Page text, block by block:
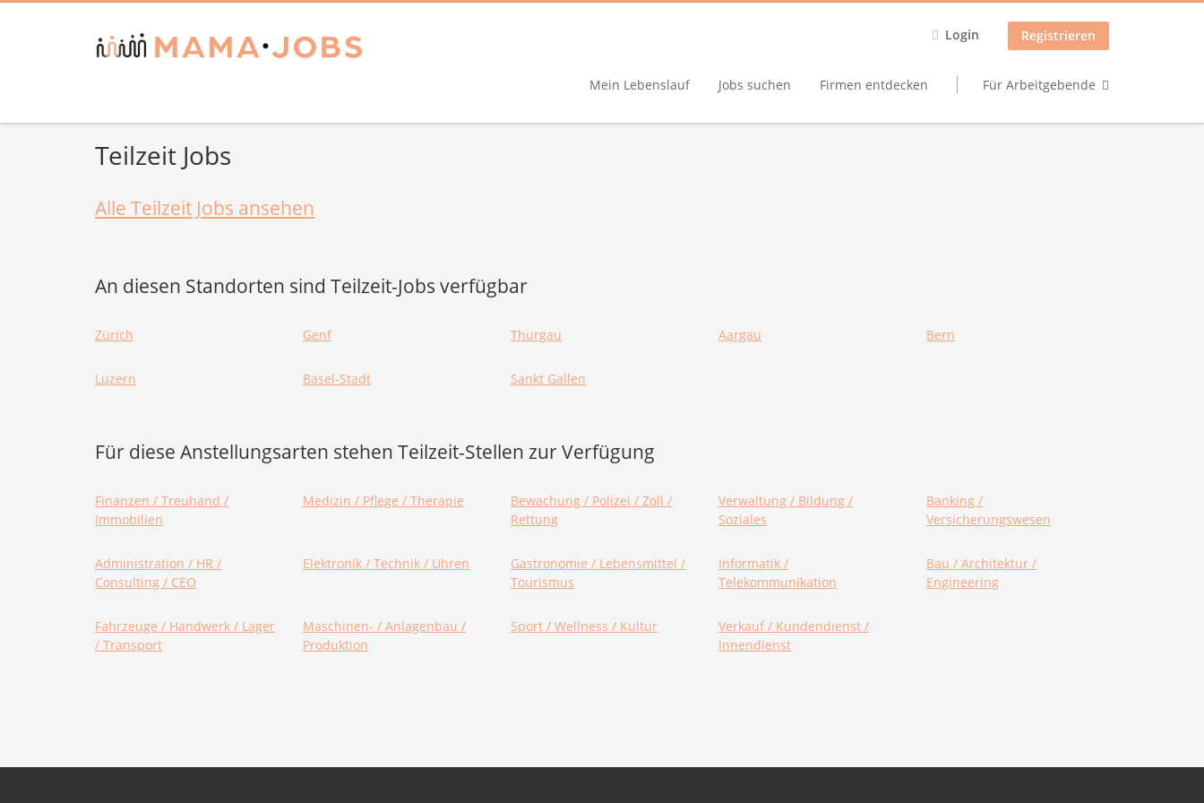
Login Registrieren
Mein Lebenslauf Jobs suchen Firmen entdecken Für Arbeitgebende
Teilzeit Jobs
Alle Teilzeit Jobs ansehen
An diesen Standorten sind Teilzeit-Jobs verfügbar
Zürich Genf Thurgau Aargau Bern
Luzern Basel-Stadt Sankt Gallen
Für diese Anstellungsarten stehen Teilzeit-Stellen zur Verfügung
Finanzen / Treuhand /
Immobilien
Medizin / Pflege / Therapie
Bewachung / Polizei / Zoll /
Rettung
Verwaltung / Bildung /
Soziales
Banking /
Versicherungswesen
Administration / HR /
Consulting / CEO
Elektronik / Technik / Uhren
Gastronomie / Lebensmittel /
Tourismus
Informatik /
Telekommunikation
Bau / Architektur /
Engineering
Fahrzeuge / Handwerk / Lager
/ Transport
Maschinen- / Anlagenbau /
Produktion
Sport / Wellness / Kultur
Verkauf / Kundendienst /
Innendienst